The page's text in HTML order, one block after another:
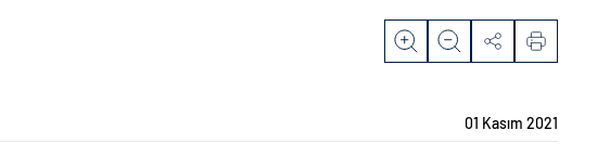
01 Kasım 2021